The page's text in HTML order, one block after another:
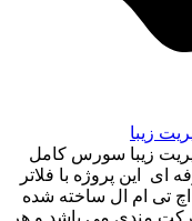
زیبا
زیبا سورس کامل
ای این پروژه با فلاتر
تی ام ال ساخته شده
مندی می باشد و هر